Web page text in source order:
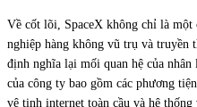
Về cốt lõi, SpaceX không chỉ là
nghiệp hàng không vũ trụ và truyền
định nghĩa lại mối quan hệ của
của công ty bao gồm các phương
vệ tinh internet toàn cầu và hệ